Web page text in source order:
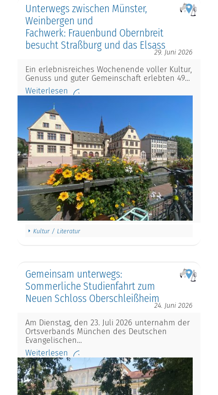
Unterwegs zwischen Münster,
Weinbergen und
Fachwerk: Frauenbund Obernbreit
besucht Straßburg und das Elsass
29. Juni 2026
Ein erlebnisreiches Wochenende voller Kultur,
Genuss und guter Gemeinschaft erlebten 49…
Weiterlesen
Kultur / Literatur
Gemeinsam unterwegs:
Sommerliche Studienfahrt zum
Neuen Schloss Oberschleißheim
24. Juni 2026
Am Dienstag, den 23. Juli 2026 unternahm der
Ortsverbands München des Deutschen
Evangelischen…
Weiterlesen